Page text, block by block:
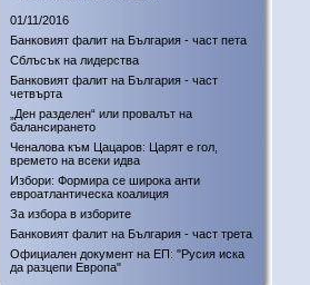
01/11/2016
Банковият фалит на България - част пета
Сблъсък на лидерства
Банковият фалит на България - част
четвърта
„Ден разделен“ или провалът на
балансирането
Ченалова към Цацаров: Царят е гол,
времето на всеки идва
Избори: Формира се широка анти
евроатлантическа коалиция
За избора в изборите
Банковият фалит на България - част трета
Официален документ на ЕП: "Русия иска
да разцепи Европа"